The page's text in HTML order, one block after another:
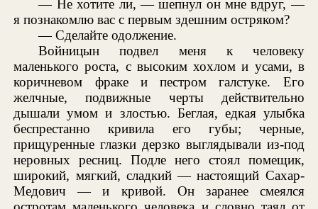
— Не хотите ли, — шепнул он мне вдруг, —
я познакомлю вас с первым здешним остряком?
— Сделайте одолжение.
Войницын подвел меня к человеку
маленького роста, с высоким хохлом и усами, в
коричневом фраке и пестром галстуке. Его
желчные, подвижные черты действительно
дышали умом и злостью. Беглая, едкая улыбка
беспрестанно кривила его губы; черные,
прищуренные глазки дерзко выглядывали из-под
неровных ресниц. Подле него стоял помещик,
широкий, мягкий, сладкий — настоящий Сахар-
Медович — и кривой. Он заранее смеялся